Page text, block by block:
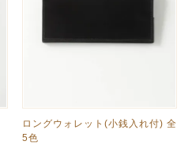
ロングウォレット(小銭入れ付) 全
5色